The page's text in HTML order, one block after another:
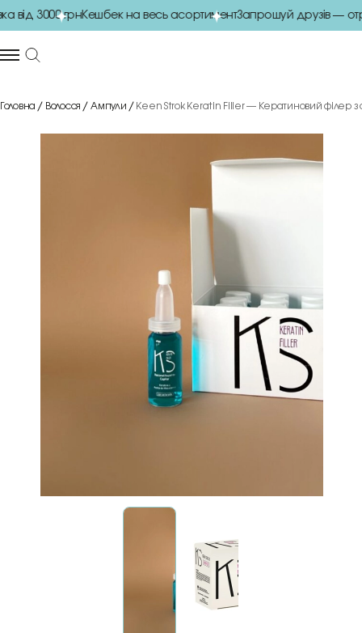
3000 грнКешбек на весь асортиментЗапрошуй друзів —
Головна Волосся Ампули Keen Strok Keratin Filler — Кератиновий філер з